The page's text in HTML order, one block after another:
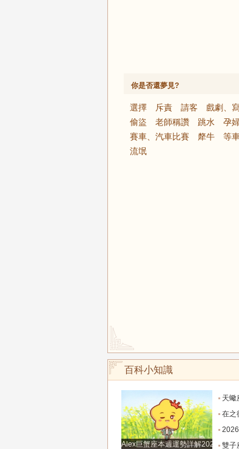
你是否還夢見?
選擇 斥責 請客 戲劇、
偷盜
老師稱讚 跳水 孕
賽車、汽車比賽
犛牛 等
流氓
百科小知識
Alex巨蟹座本週運勢詳解
天蠍座記住，
在之後的日子
2026年8月星座
雙子座